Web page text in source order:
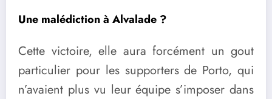
Une malédiction à Alvalade ?
Cette victoire, elle aura forcément un gout
particulier pour les supporters de Porto, qui
n’avaient plus vu leur équipe s’imposer dans